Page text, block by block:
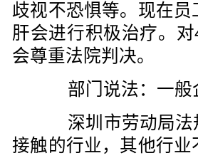
歧视不恐惧等。现在
肝会进行积极治疗。
会尊重法院判决。
部门说法：一般
深圳市劳动局法
接触的行业，其他行